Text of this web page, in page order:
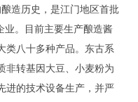
造历史，是江门地区首批
业。目前主要生产酿造酱
类八十多种产品。东古系
非转基因大豆、小麦粉为
进的技术设备生产，并严